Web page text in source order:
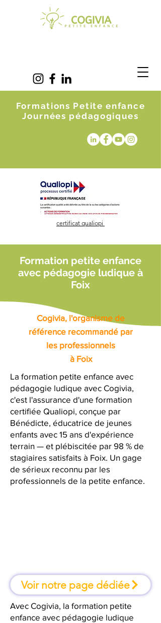
Formations Petite enfance
Journées pédagogiques
certificat qualiopi
Formation petite enfance
avec pédagogie ludique à
Foix
Cogivia, l'organisme de
référence recommandé par
les professionnels
à Foix
La formation petite enfance avec
pédagogie ludique avec Cogivia,
c'est l'assurance d'une formation
certifiée Qualiopi, conçue par
Bénédicte, éducatrice de jeunes
enfants avec 15 ans d'expérience
terrain — et plébiscitée par 98 % de
stagiaires satisfaits à Foix. Un gage
de sérieux reconnu par les
professionnels de la petite enfance.
Voir notre page dédiée
Avec Cogivia, la formation petite
enfance avec pédagogie ludique